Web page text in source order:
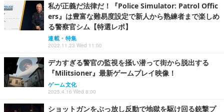
私が正義だ法律だ！『Police Simulator: Patrol Offic
ers』は豊富な難易度設定で新人から熟練者まで楽しめ
る警察官シム【特選レポ】
連載・特集
2022.11.23 Wed 11:00
デカすぎる警官の監視を掻い潜って街から脱出する
『Militsioner』最新ゲームプレイ映像！
ゲーム文化
2025.4.16 Wed 8:00
ショットガンをぶっ放し反動で地獄を駆け回る銃撃プ